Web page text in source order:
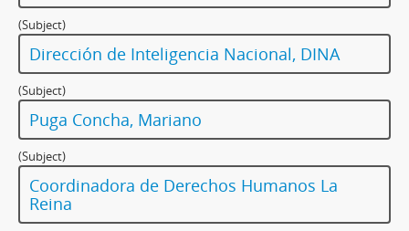
(Subject)
Dirección de Inteligencia Nacional, DINA
(Subject)
Puga Concha, Mariano
(Subject)
Coordinadora de Derechos Humanos La
Reina